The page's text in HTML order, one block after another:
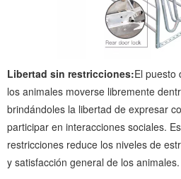
Libertad sin restricciones:El puesto
los animales moverse libremente
brindándoles la libertad de expresar
participar en interacciones sociales.
restricciones reduce los niveles de
y satisfacción general de los animales.